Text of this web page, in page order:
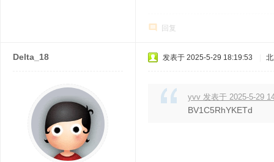
回复
Delta_18 发表于 2025-5-29 18:19:53
yvv 发表于 2025-5-29
BV1C5RhYKETd